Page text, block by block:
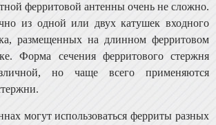
ферритовой антенны очень не сложно.
из одной или двух катушек входного
размещенных на длинном ферритовом
Форма сечения ферритового стержня
но чаще всего применяются
могут использоваться ферриты разных